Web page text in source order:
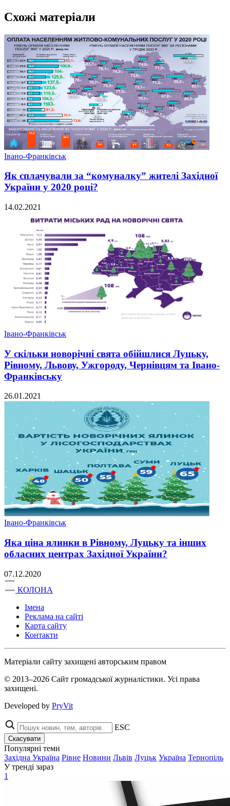
Схожі матеріали
Івано-Франківськ
Як сплачували за “комуналку” жителі Західної
України у 2020 році?
14.02.2021
Івано-Франківськ
У скільки новорічні свята обійшлися Луцьку,
Рівному, Львову, Ужгороду, Чернівцям та Івано-
Франківську
26.01.2021
Івано-Франківськ
Яка ціна ялинки в Рівному, Луцьку та інших
обласних центрах Західної України?
07.12.2020
КОЛОНА
Імена
Реклама на сайті
Карта сайту
Контакти
Матеріали сайту захищені авторським правом
© 2013–2026 Сайт громадської журналістики. Усі права
захищені.
Developed by PryVit
ESC
Скасувати
Популярні теми
Західна Україна Рівне Новини Львів Луцьк Україна Тернопіль
У тренді зараз
1